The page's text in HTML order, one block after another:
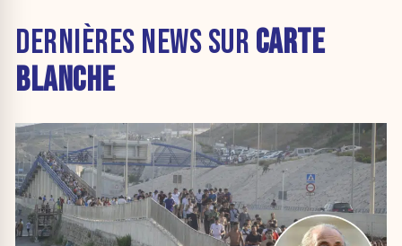
DERNIÈRES NEWS SUR CARTE
BLANCHE